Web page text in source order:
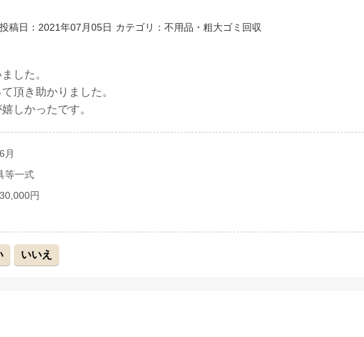
投稿日：2021年07月05日 カテゴリ：不用品・粗大ゴミ回収
した。
頂き助かりました。
しかったです。
月
等一式
円
いいえ